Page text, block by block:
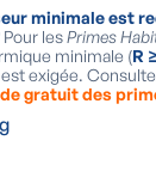
minimale est
Pour lesPrimes
minimale (R
exigée.
gratuit des